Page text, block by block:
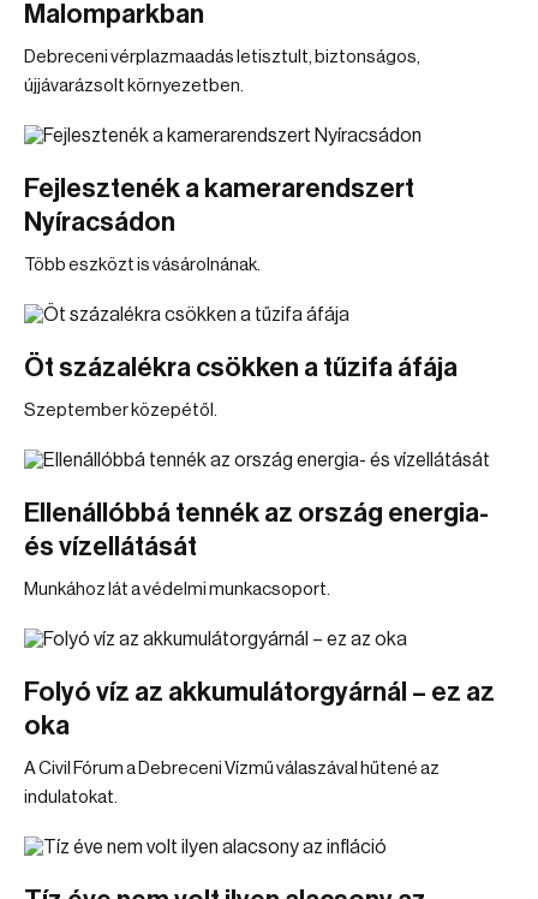
Malomparkban
Debreceni vérplazmaadás letisztult, biztonságos,
újjávarázsolt környezetben.
Fejlesztenék a kamerarendszert
Nyíracsádon
Több eszközt is vásárolnának.
Öt százalékra csökken a tűzifa áfája
Szeptember közepétől.
Ellenállóbbá tennék az ország energia-
és vízellátását
Munkához lát a védelmi munkacsoport.
Folyó víz az akkumulátorgyárnál – ez az
oka
A Civil Fórum a Debreceni Vízmű válaszával hűtené az
indulatokat.